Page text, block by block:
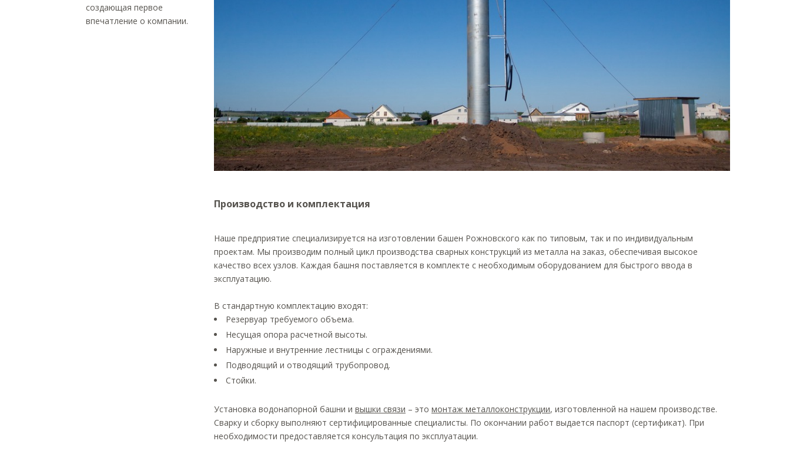
Производство и комплектация
Наше предприятие специализируется на изготовлении башен Рожновского как по типовым, так и по индивидуальным
проектам. Мы производим полный цикл производства сварных конструкций из металла на заказ, обеспечивая высокое
качество всех узлов. Каждая башня поставляется в комплекте с необходимым оборудованием для быстрого ввода в
эксплуатацию.
В стандартную комплектацию входят:
Резервуар требуемого объема.
Несущая опора расчетной высоты.
Наружные и внутренние лестницы с ограждениями.
Подводящий и отводящий трубопровод.
Стойки.
Установка водонапорной башни и вышки связи – это монтаж металлоконструкции, изготовленной на нашем производстве.
Сварку и сборку выполняют сертифицированные специалисты. По окончании работ выдается паспорт (сертификат). При
необходимости предоставляется консультация по эксплуатации.
создающая первое
впечатление о компании.